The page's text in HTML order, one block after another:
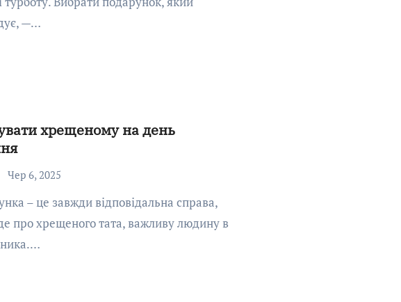
—…
хрещеному на день
Чер 6, 2025
про хрещеного тата, важливу людину в